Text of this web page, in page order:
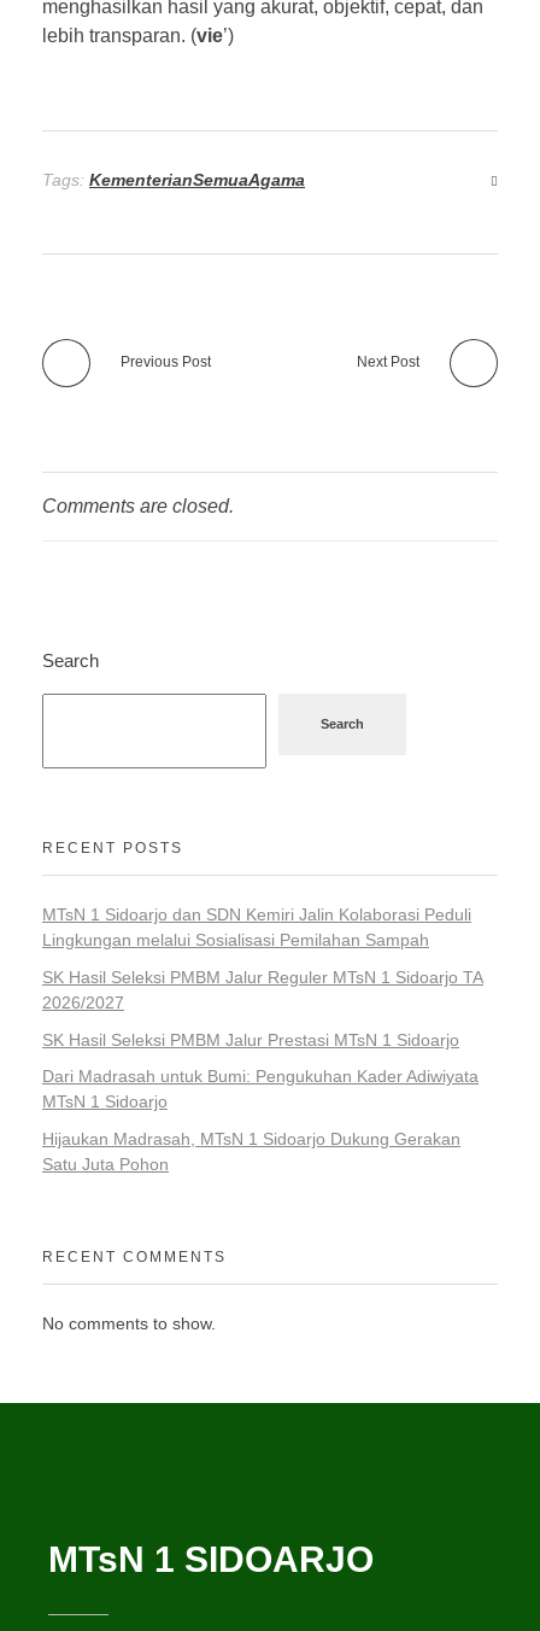
menghasilkan hasil yang akurat, objektif, cepat, dan
lebih transparan. (vie’)
Tags: KementerianSemuaAgama
Previous Post Next Post
Comments are closed.
Search
Search
RECENT POSTS
MTsN 1 Sidoarjo dan SDN Kemiri Jalin Kolaborasi Peduli
Lingkungan melalui Sosialisasi Pemilahan Sampah
SK Hasil Seleksi PMBM Jalur Reguler MTsN 1 Sidoarjo TA
2026/2027
SK Hasil Seleksi PMBM Jalur Prestasi MTsN 1 Sidoarjo
Dari Madrasah untuk Bumi: Pengukuhan Kader Adiwiyata
MTsN 1 Sidoarjo
Hijaukan Madrasah, MTsN 1 Sidoarjo Dukung Gerakan
Satu Juta Pohon
RECENT COMMENTS
No comments to show.
MTsN 1 SIDOARJO